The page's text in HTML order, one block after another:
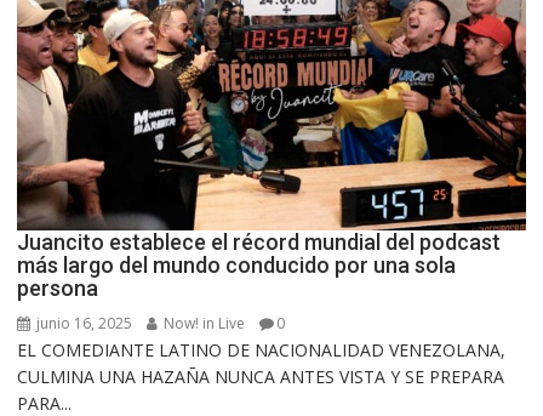
Juancito establece el récord mundial del podcast
más largo del mundo conducido por una sola
persona
junio 16, 2025 Now! in Live 0
EL COMEDIANTE LATINO DE NACIONALIDAD VENEZOLANA,
CULMINA UNA HAZAÑA NUNCA ANTES VISTA Y SE PREPARA
PARA...